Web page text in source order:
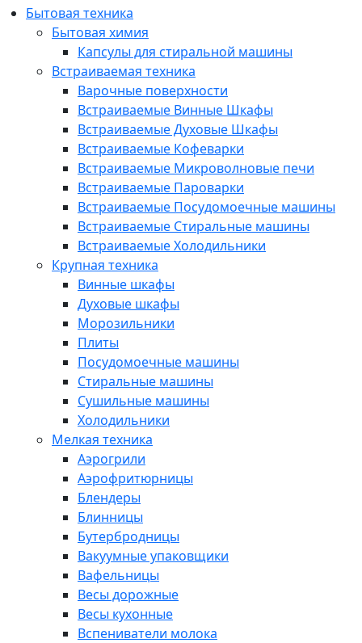
Бытовая техника
Бытовая химия
Капсулы для стиральной машины
Встраиваемая техника
Варочные поверхности
Встраиваемые Винные Шкафы
Встраиваемые Духовые Шкафы
Встраиваемые Кофеварки
Встраиваемые Микроволновые печи
Встраиваемые Пароварки
Встраиваемые Посудомоечные машины
Встраиваемые Стиральные машины
Встраиваемые Холодильники
Крупная техника
Винные шкафы
Духовые шкафы
Морозильники
Плиты
Посудомоечные машины
Стиральные машины
Сушильные машины
Холодильники
Мелкая техника
Аэрогрили
Аэрофритюрницы
Блендеры
Блинницы
Бутербродницы
Вакуумные упаковщики
Вафельницы
Весы дорожные
Весы кухонные
Вспениватели молока